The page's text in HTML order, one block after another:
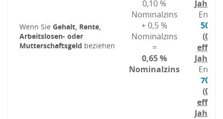
Wenn Sie Gehalt, Rente,
Arbeitslosen- oder
Mutterschaftsgeld beziehen
0,10 %
Nominalzins
+ 0,5 %
Nominalzins
=
0,65 %
Nominalzins
(0,60
(0,60